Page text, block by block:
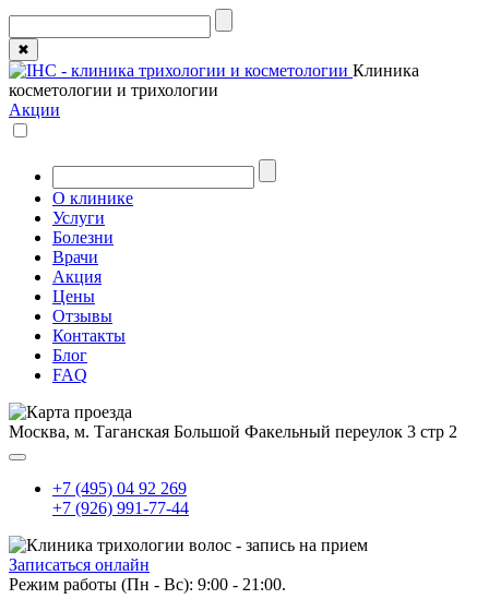
✖
Клиника
косметологии и трихологии
Акции
О клинике
Услуги
Болезни
Врачи
Акция
Цены
Отзывы
Контакты
Блог
FAQ
Москва, м. Таганская Большой Факельный переулок 3 стр 2
+7 (495) 04 92 269
+7 (926) 991-77-44
Записаться онлайн
Режим работы (Пн - Вс): 9:00 - 21:00.